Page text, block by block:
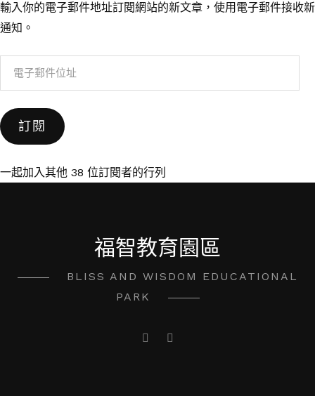
輸入你的電子郵件地址訂閱網站的新文章，使用電子郵件接收新
通知。
件
位
訂閱
一起加入其他 38 位訂閱者的行列
福智教育園區
BLISS AND WISDOM EDUCATIONAL
PARK